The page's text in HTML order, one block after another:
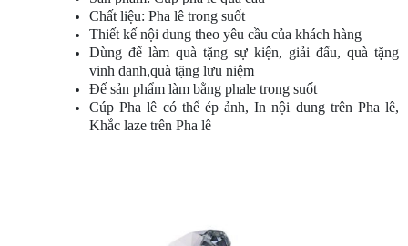
Chất liệu: Pha lê trong suốt
Thiết kế nội dung theo yêu cầu của khách hàng
Dùng để làm quà tặng sự kiện, giải đấu, quà tặng
vinh danh,quà tặng lưu niệm
Đế sản phẩm làm bằng phale trong suốt
Cúp Pha lê có thể ép ảnh, In nội dung trên Pha lê,
Khắc laze trên Pha lê